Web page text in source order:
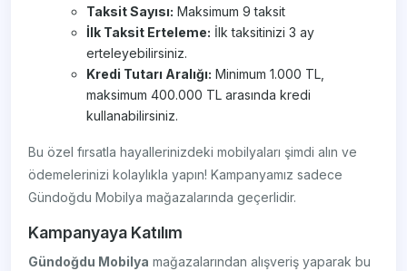
Taksit Sayısı: Maksimum 9 taksit
İlk Taksit Erteleme: İlk taksitinizi 3 ay
erteleyebilirsiniz.
Kredi Tutarı Aralığı: Minimum 1.000 TL,
maksimum 400.000 TL arasında kredi
kullanabilirsiniz.
Bu özel fırsatla hayallerinizdeki mobilyaları şimdi alın ve
ödemelerinizi kolaylıkla yapın! Kampanyamız sadece
Gündoğdu Mobilya mağazalarında geçerlidir.
Kampanyaya Katılım
Gündoğdu Mobilya mağazalarından alışveriş yaparak bu